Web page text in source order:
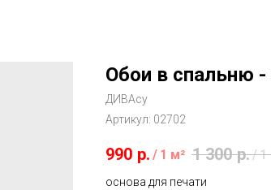
Обои в спальню -
ДИВАсу
Артикул: 02702
990 р. / 1 м² 1 300 р./1
основа для печати